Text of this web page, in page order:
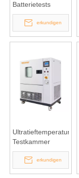
Batterietests
erkundigen
Ultratieftemperatur-
Testkammer
erkundigen